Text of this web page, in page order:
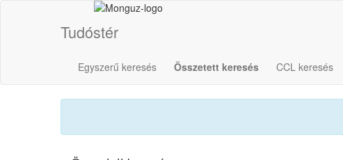
Tudóstér
Egyszerű keresés Összetett keresés CCL keresés